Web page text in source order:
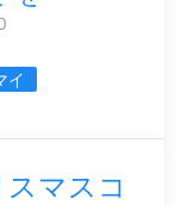
イ
マスコ